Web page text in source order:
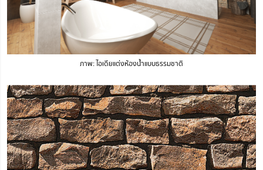
ภาพ: ไอเดียแต่งห้องน้ำแบบธรรมชาติ